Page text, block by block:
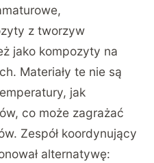
z tworzyw
jako kompozyty na
Materiały te nie są
jak
co może zagrażać
Zespół koordynujący
alternatywę: